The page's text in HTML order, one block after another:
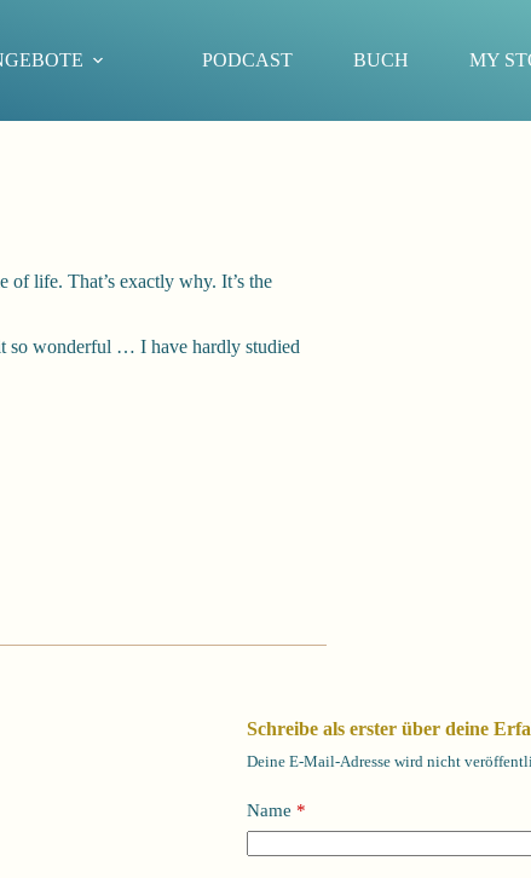
PODCAST BUCH MY
life. That’s exactly why. It’s the
so wonderful … I have hardly studied
Schreibe als erster über deine
Deine E-Mail-Adresse wird nicht
Name *